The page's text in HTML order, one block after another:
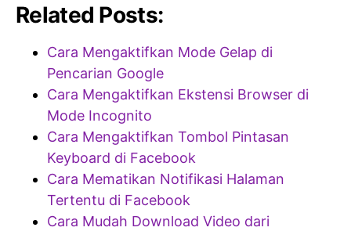
Related Posts:
Cara Mengaktifkan Mode Gelap di
Pencarian Google
Cara Mengaktifkan Ekstensi Browser di
Mode Incognito
Cara Mengaktifkan Tombol Pintasan
Keyboard di Facebook
Cara Mematikan Notifikasi Halaman
Tertentu di Facebook
Cara Mudah Download Video dari